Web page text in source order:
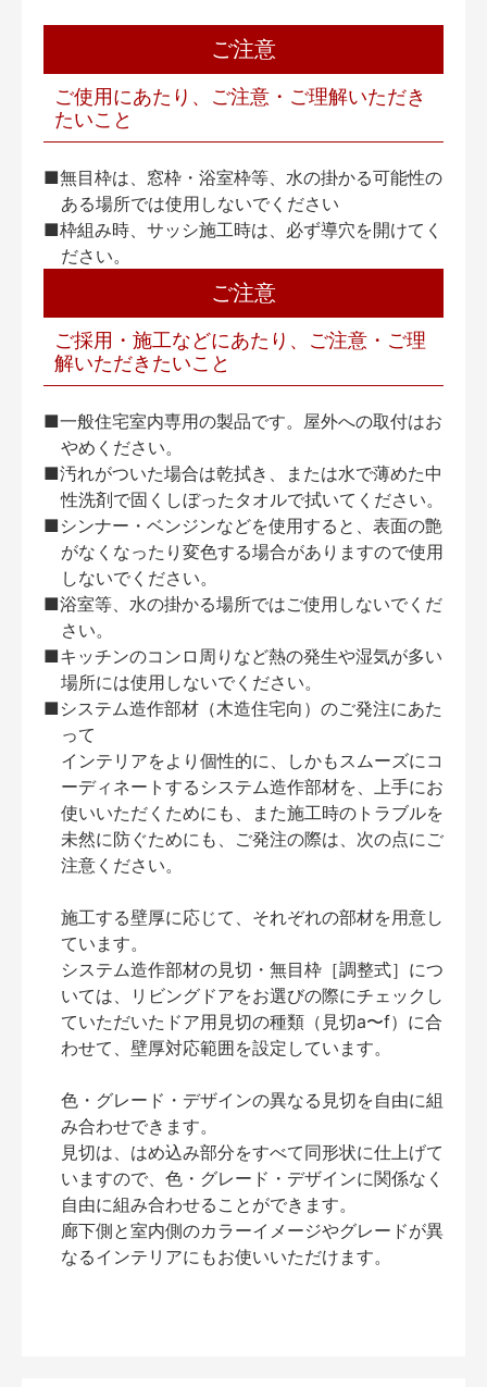
ご注意
ご使用にあたり、ご注意・ご理解いただき
たいこと
■無目枠は、窓枠・浴室枠等、水の掛かる可能性の
ある場所では使用しないでください
■枠組み時、サッシ施工時は、必ず導穴を開けてく
ださい。
ご注意
ご採用・施工などにあたり、ご注意・ご理
解いただきたいこと
■一般住宅室内専用の製品です。屋外への取付はお
やめください。
■汚れがついた場合は乾拭き、または水で薄めた中
性洗剤で固くしぼったタオルで拭いてください。
■シンナー・ベンジンなどを使用すると、表面の艶
がなくなったり変色する場合がありますので使用
しないでください。
■浴室等、水の掛かる場所ではご使用しないでくだ
さい。
■キッチンのコンロ周りなど熱の発生や湿気が多い
場所には使用しないでください。
■システム造作部材（木造住宅向）のご発注にあた
って
インテリアをより個性的に、しかもスムーズにコ
ーディネートするシステム造作部材を、上手にお
使いいただくためにも、また施工時のトラブルを
未然に防ぐためにも、ご発注の際は、次の点にご
注意ください。
施工する壁厚に応じて、それぞれの部材を用意し
ています。
システム造作部材の見切・無目枠［調整式］につ
いては、リビングドアをお選びの際にチェックし
ていただいたドア用見切の種類（見切a〜f）に合
わせて、壁厚対応範囲を設定しています。
色・グレード・デザインの異なる見切を自由に組
み合わせできます。
見切は、はめ込み部分をすべて同形状に仕上げて
いますので、色・グレード・デザインに関係なく
自由に組み合わせることができます。
廊下側と室内側のカラーイメージやグレードが異
なるインテリアにもお使いいただけます。